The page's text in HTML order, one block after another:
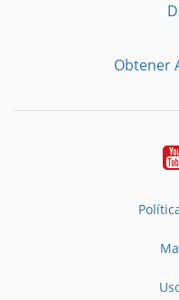
Obtener